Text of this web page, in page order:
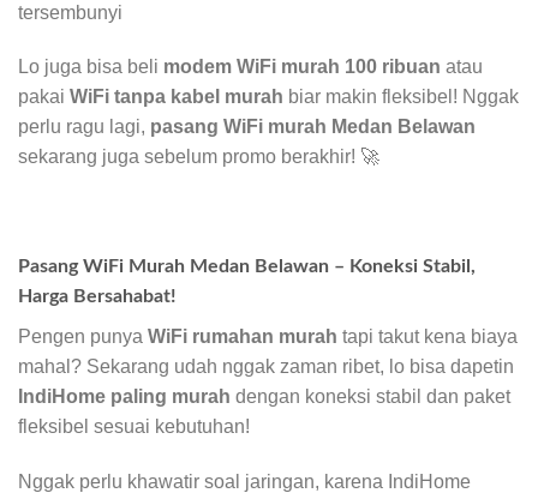
tersembunyi
Lo juga bisa beli modem WiFi murah 100 ribuan atau
pakai WiFi tanpa kabel murah biar makin fleksibel! Nggak
perlu ragu lagi, pasang WiFi murah Medan Belawan
sekarang juga sebelum promo berakhir! 🚀
Pasang WiFi Murah Medan Belawan – Koneksi Stabil,
Harga Bersahabat!
Pengen punya WiFi rumahan murah tapi takut kena biaya
mahal? Sekarang udah nggak zaman ribet, lo bisa dapetin
IndiHome paling murah dengan koneksi stabil dan paket
fleksibel sesuai kebutuhan!
Nggak perlu khawatir soal jaringan, karena IndiHome